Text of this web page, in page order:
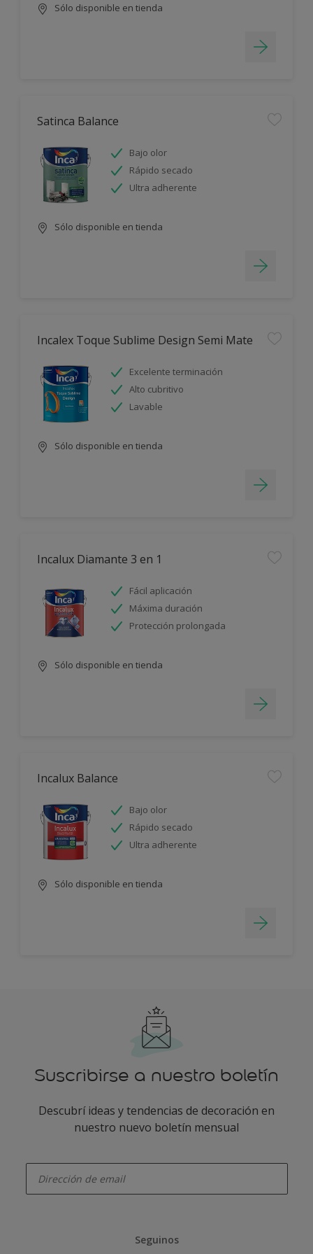
Sólo disponible en tienda
Satinca Balance
Bajo olor
Rápido secado
Ultra adherente
Sólo disponible en tienda
Incalex Toque Sublime Design Semi Mate
Excelente terminación
Alto cubritivo
Lavable
Sólo disponible en tienda
Incalux Diamante 3 en 1
Fácil aplicación
Máxima duración
Protección prolongada
Sólo disponible en tienda
Incalux Balance
Bajo olor
Rápido secado
Ultra adherente
Sólo disponible en tienda
Suscribirse a nuestro boletín
Descubrí ideas y tendencias de decoración en
nuestro nuevo boletín mensual
Seguinos